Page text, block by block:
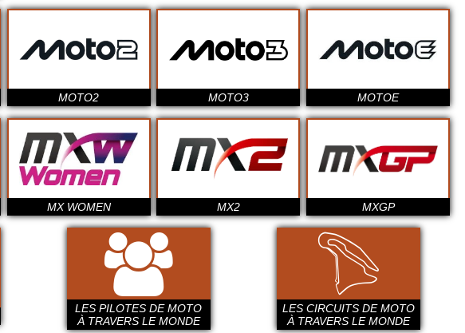
MOTO2 MOTO3 MOTOE
MX WOMEN MX2 MXGP
LES PILOTES DE MOTO
À TRAVERS LE MONDE
LES CIRCUITS DE MOTO
À TRAVERS LE MONDE